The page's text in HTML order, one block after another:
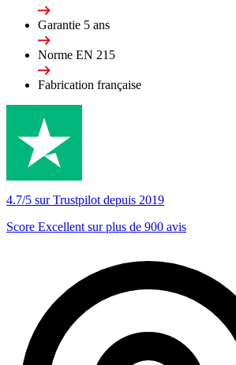
Garantie 5 ans
Norme EN 215
Fabrication française
4.7/5 sur Trustpilot depuis 2019
Score Excellent sur plus de 900 avis